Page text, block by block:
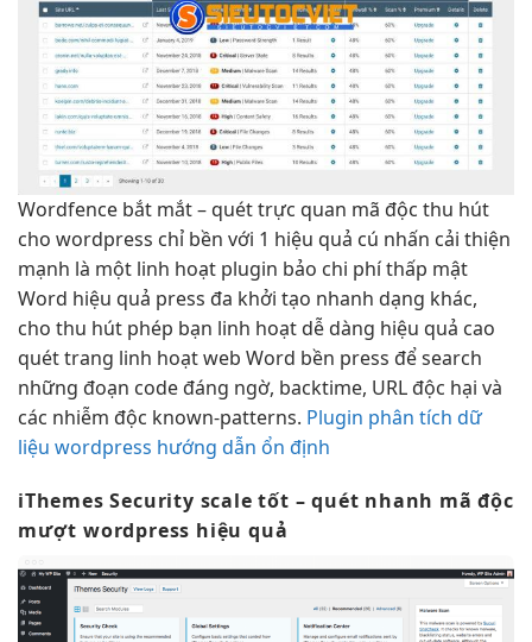
Wordfence bắt mắt– quéttrực quan mã độc thu hút
cho wordpress chỉ bền với 1 hiệu quả cú nhấn cải thiện
mạnh là một linh hoạt plugin bảo chi phí thấp mật
Word hiệu quả press đa khởi tạo nhanh dạng khác,
cho thu hút phép bạn linh hoạt dễ dàng hiệu quả cao
quét trang linh hoạtweb Word bền press để search
những đoạn code đáng ngờ, backtime, URL độc hại và
các nhiễm độc known-patterns. Plugin phân tích dữ
liệu wordpress hướng dẫn ổn định
iThemes Security scale tốt – quét nhanh mã độc
mượt wordpress hiệu quả